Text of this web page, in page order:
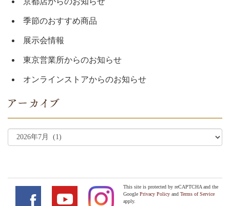
季節のおすすめ商品
展示会情報
東京営業所からのお知らせ
オンラインストアからのお知らせ
This site is protected by reCAPTCHA and the
Google Privacy Policy and Terms of Service
apply.